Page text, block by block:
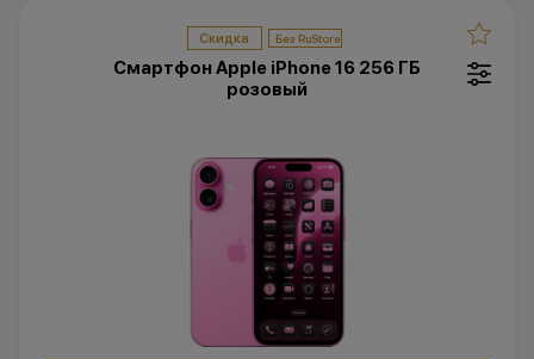
Скидка
Смартфон Apple iPhone 16 256 ГБ
розовый